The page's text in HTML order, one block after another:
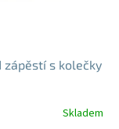
zápěstí s kolečky
Skladem